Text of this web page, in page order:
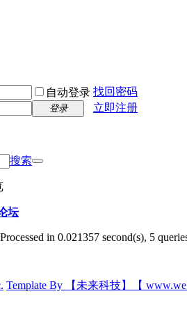
自动登录 找回密码
登录 立即注册
搜索
坛
in 0.021357 second(s), 5
Template By 【未来科技】【